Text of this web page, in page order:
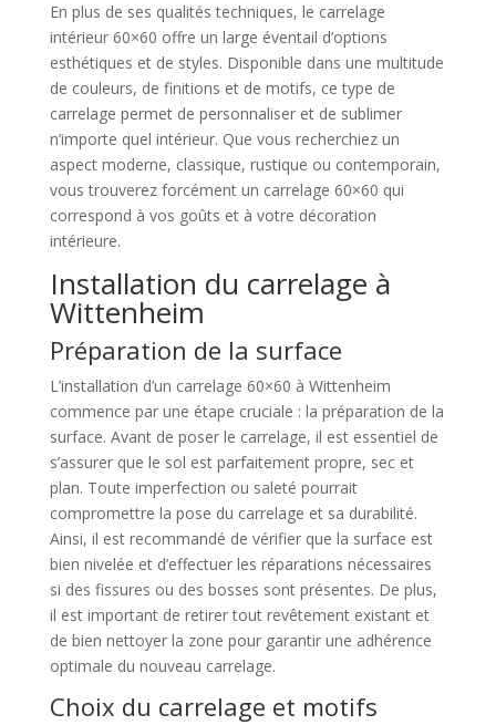
En plus de ses qualités techniques, le carrelage
intérieur 60×60 offre un large éventail d’options
esthétiques et de styles. Disponible dans une multitude
de couleurs, de finitions et de motifs, ce type de
carrelage permet de personnaliser et de sublimer
n’importe quel intérieur. Que vous recherchiez un
aspect moderne, classique, rustique ou contemporain,
vous trouverez forcément un carrelage 60×60 qui
correspond à vos goûts et à votre décoration
intérieure.
Installation du carrelage à
Wittenheim
Préparation de la surface
L’installation d’un carrelage 60×60 à Wittenheim
commence par une étape cruciale : la préparation de la
surface. Avant de poser le carrelage, il est essentiel de
s’assurer que le sol est parfaitement propre, sec et
plan. Toute imperfection ou saleté pourrait
compromettre la pose du carrelage et sa durabilité.
Ainsi, il est recommandé de vérifier que la surface est
bien nivelée et d’effectuer les réparations nécessaires
si des fissures ou des bosses sont présentes. De plus,
il est important de retirer tout revêtement existant et
de bien nettoyer la zone pour garantir une adhérence
optimale du nouveau carrelage.
Choix du carrelage et motifs